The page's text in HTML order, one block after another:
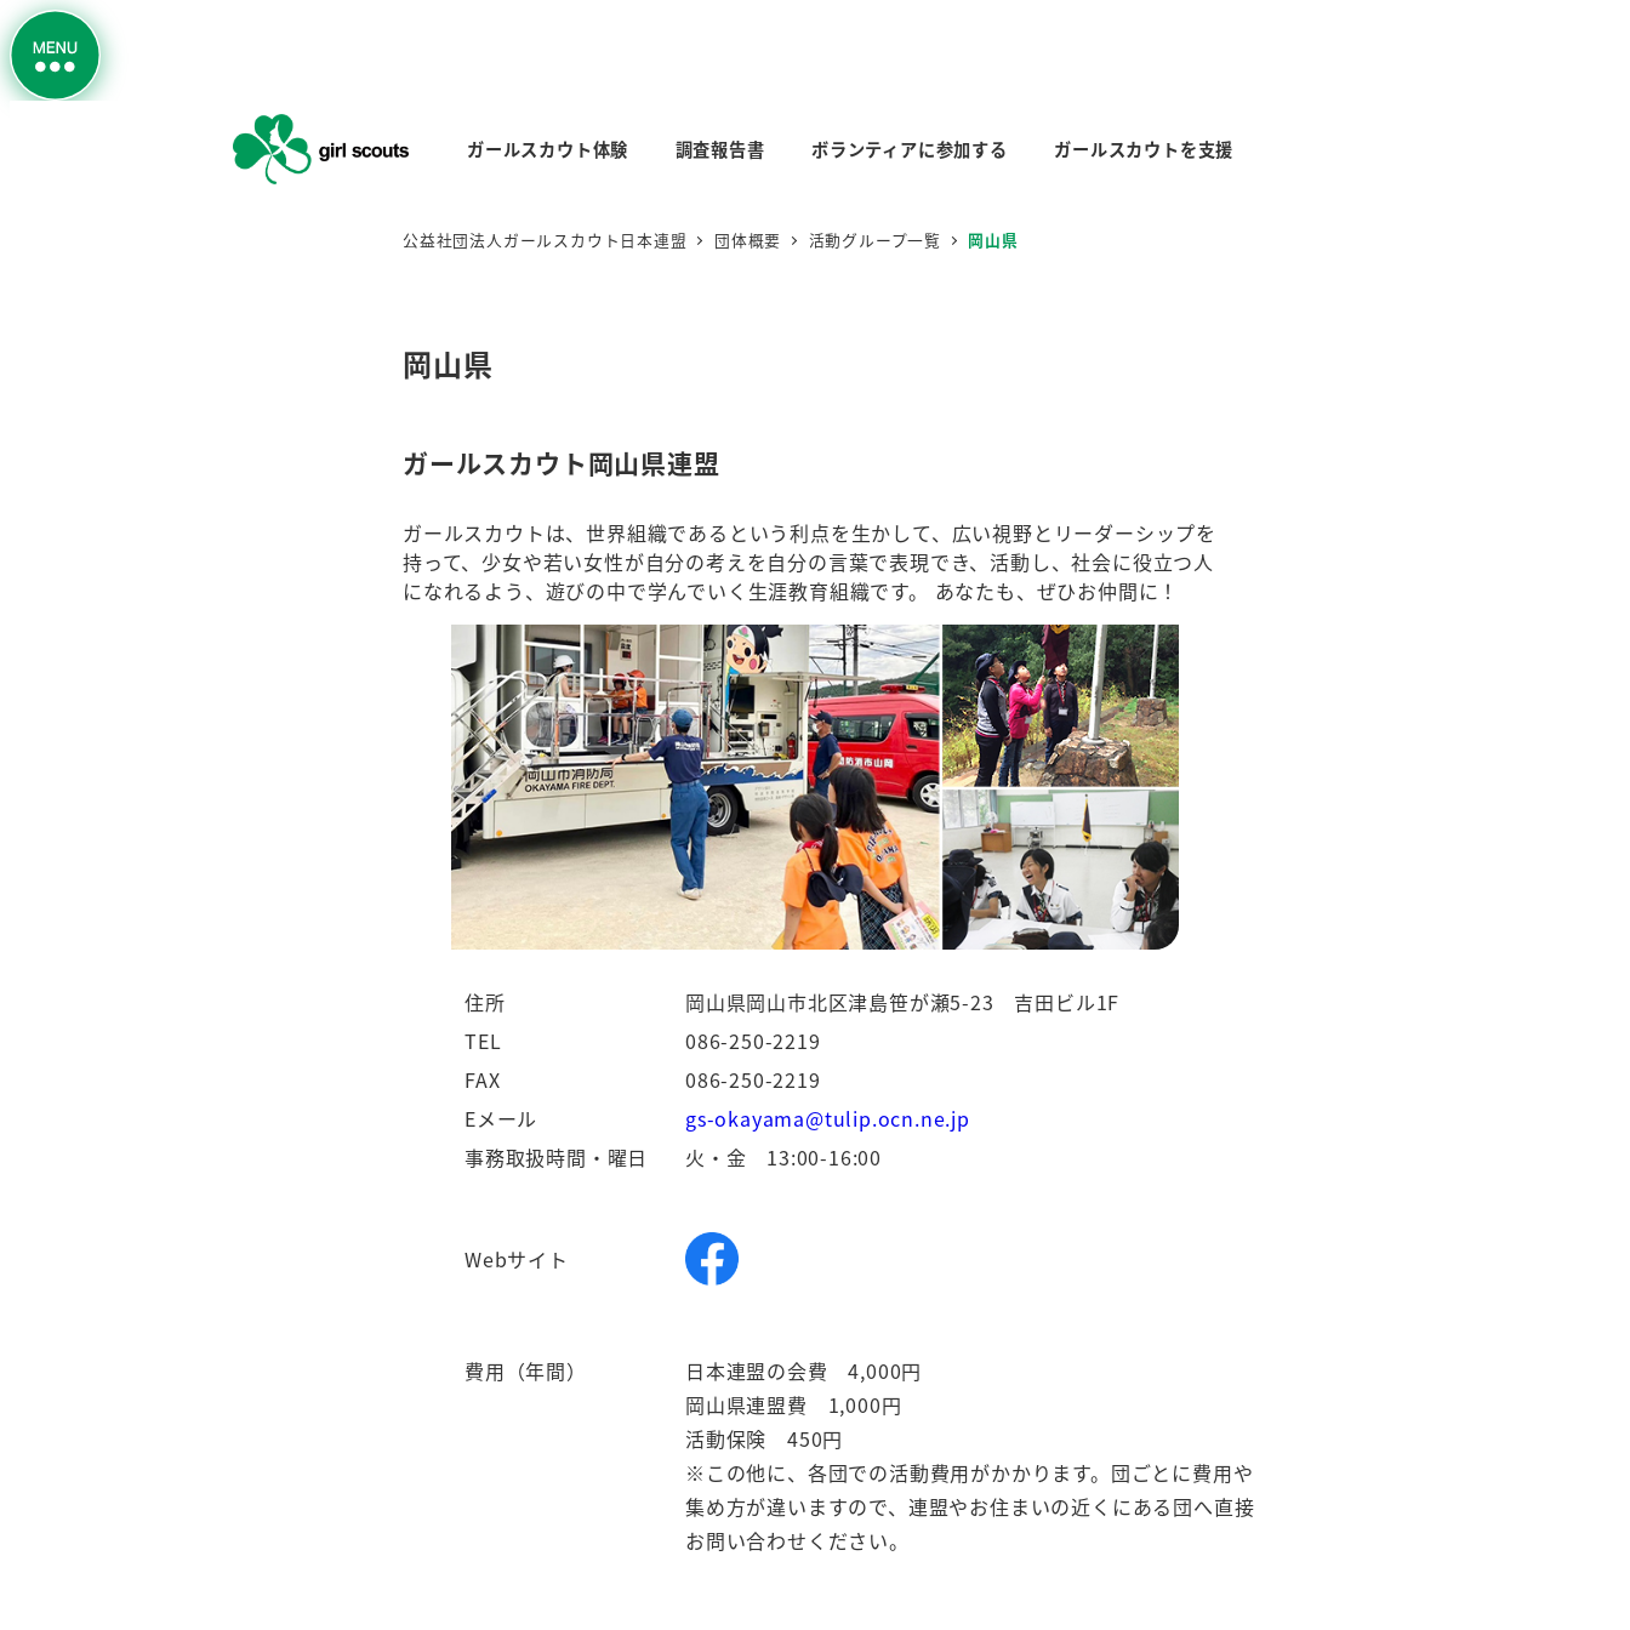
ガールスカウト体験 調査報告書 ボランティアに参加する ガールスカウトを支援
公益社団法人ガールスカウト日本連盟 団体概要 活動グループ一覧 岡山県
岡山県
ガールスカウト岡山県連盟
ガールスカウトは、世界組織であるという利点を生かして、広い視野とリーダーシップを
持って、少女や若い女性が自分の考えを自分の言葉で表現でき、活動し、社会に役立つ人
になれるよう、遊びの中で学んでいく生涯教育組織です。 あなたも、ぜひお仲間に！
住所
岡山県岡山市北区津島笹が瀬5-23 吉田ビル1F
TEL
086-250-2219
FAX
086-250-2219
Eメール
gs-okayama@tulip.ocn.ne.jp
事務取扱時間・曜日
火・金 13:00-16:00
Webサイト
費用（年間）
日本連盟の会費 4,000円
岡山県連盟費 1,000円
活動保険 450円
※この他に、各団での活動費用がかかります。団ごとに費用や
集め方が違いますので、連盟やお住まいの近くにある団へ直接
お問い合わせください。